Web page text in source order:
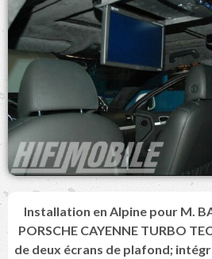
Installation en Alpine pour M.
PORSCHE CAYENNE TURBO
de deux écrans de plafond;